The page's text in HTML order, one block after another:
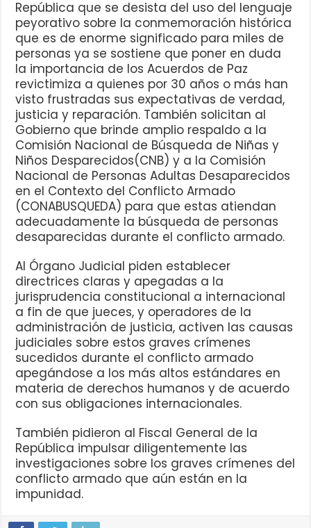
República que se desista del uso del lenguaje
peyorativo sobre la conmemoración histórica
que es de enorme significado para miles de
personas ya se sostiene que poner en duda
la importancia de los Acuerdos de Paz
revictimiza a quienes por 30 años o más han
visto frustradas sus expectativas de verdad,
justicia y reparación. También solicitan al
Gobierno que brinde amplio respaldo a la
Comisión Nacional de Búsqueda de Niñas y
Niños Desparecidos(CNB) y a la Comisión
Nacional de Personas Adultas Desaparecidos
en el Contexto del Conflicto Armado
(CONABUSQUEDA) para que estas atiendan
adecuadamente la búsqueda de personas
desaparecidas durante el conflicto armado.
Al Órgano Judicial piden establecer
directrices claras y apegadas a la
jurisprudencia constitucional a internacional
a fin de que jueces, y operadores de la
administración de justicia, activen las causas
judiciales sobre estos graves crímenes
sucedidos durante el conflicto armado
apegándose a los más altos estándares en
materia de derechos humanos y de acuerdo
con sus obligaciones internacionales.
También pidieron al Fiscal General de la
República impulsar diligentemente las
investigaciones sobre los graves crímenes del
conflicto armado que aún están en la
impunidad.